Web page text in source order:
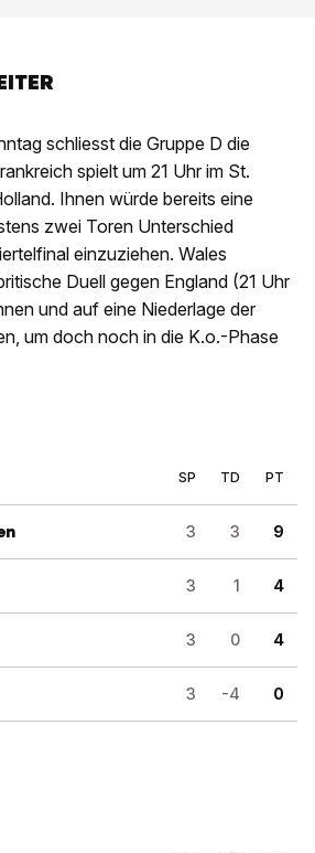
schliesst die Gruppe D die
spielt um 21 Uhr im St.
Ihnen würde bereits eine
zwei Toren Unterschied
einzuziehen. Wales
Duell gegen England (21 Uhr
und auf eine Niederlage der
um doch noch in die K.o.-Phase
SP TD PT
3 3 9
3 1 4
3 0 4
3 -4 0